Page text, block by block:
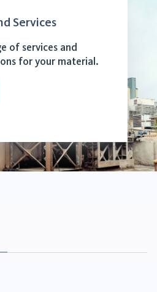
Services
of services and
for your material.